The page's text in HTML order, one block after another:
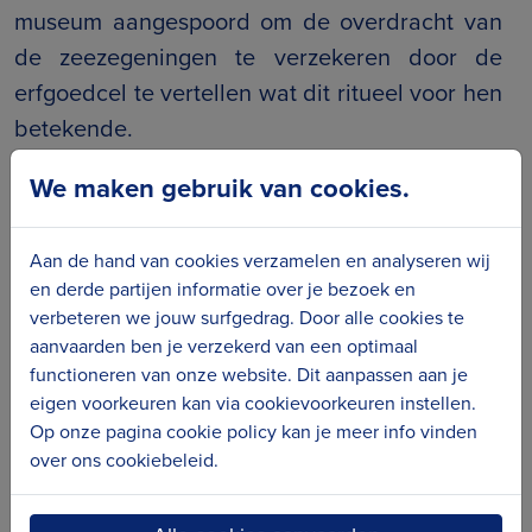
museum aangespoord om de overdracht van
de zeezegeningen te verzekeren door de
erfgoedcel te vertellen wat dit ritueel voor hen
betekende.
3. Jaarlijkse kalender (2017-2019)
Enkele jaren bleef Kusterfgoed zich inzetten
voor de traditie van de zeezegeningen.
Bekijkhierdekalenderdie alle
zeezegeningen en vissersmissen
uit2017bundelt.
zeezegeningen en vissersmissen
We maken gebruik van cookies.
Aan de hand van cookies verzamelen en analyseren wij
en derde partijen informatie over je bezoek en
verbeteren we jouw surfgedrag. Door alle cookies te
aanvaarden ben je verzekerd van een optimaal
functioneren van onze website. Dit aanpassen aan je
eigen voorkeuren kan via cookievoorkeuren instellen.
Op onze pagina cookie policy kan je meer info vinden
over ons cookiebeleid.